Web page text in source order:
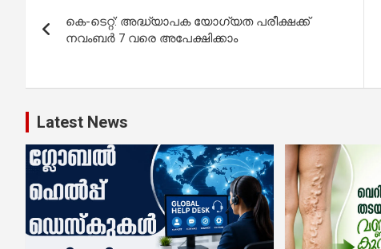
navigation
കെ-ടെറ്റ്: അദ്ധ്യാപക യോഗ്യത പരീക്ഷക്ക്
നവംബർ 7 വരെ അപേക്ഷിക്കാം
Latest News